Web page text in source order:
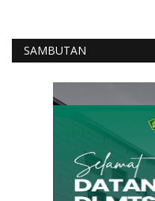
SAMBUTAN